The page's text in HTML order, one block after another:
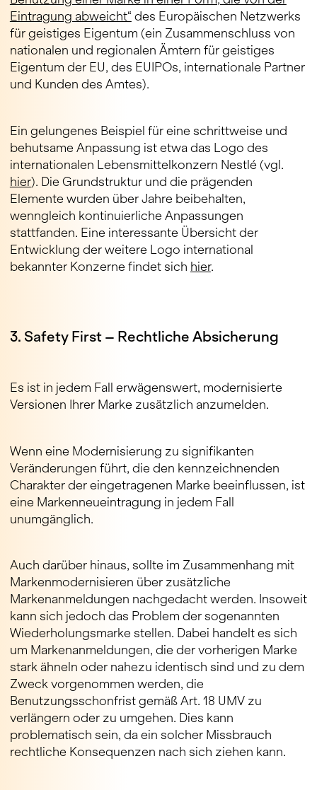
Eintragung abweicht“ des Europäischen Netzwerks
für geistiges Eigentum (ein Zusammenschluss von
nationalen und regionalen Ämtern für geistiges
Eigentum der EU, des EUIPOs, internationale Partner
und Kunden des Amtes).
Ein gelungenes Beispiel für eine schrittweise und
behutsame Anpassung ist etwa das Logo des
internationalen Lebensmittelkonzern Nestlé (vgl.
hier). Die Grundstruktur und die prägenden
Elemente wurden über Jahre beibehalten,
wenngleich kontinuierliche Anpassungen
stattfanden. Eine interessante Übersicht der
Entwicklung der weitere Logo international
bekannter Konzerne findet sich hier.
3. Safety First – Rechtliche Absicherung
Es ist in jedem Fall erwägenswert, modernisierte
Versionen Ihrer Marke zusätzlich anzumelden.
Wenn eine Modernisierung zu signifikanten
Veränderungen führt, die den kennzeichnenden
Charakter der eingetragenen Marke beeinflussen, ist
eine Markenneueintragung in jedem Fall
unumgänglich.
Auch darüber hinaus, sollte im Zusammenhang mit
Markenmodernisieren über zusätzliche
Markenanmeldungen nachgedacht werden. Insoweit
kann sich jedoch das Problem der sogenannten
Wiederholungsmarke stellen. Dabei handelt es sich
um Markenanmeldungen, die der vorherigen Marke
stark ähneln oder nahezu identisch sind und zu dem
Zweck vorgenommen werden, die
Benutzungsschonfrist gemäß Art. 18 UMV zu
verlängern oder zu umgehen. Dies kann
problematisch sein, da ein solcher Missbrauch
rechtliche Konsequenzen nach sich ziehen kann.